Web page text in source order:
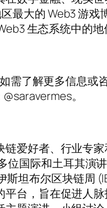
最大的 Web3 游
生态系统中的地
需了解更多信息或
。
爱好者、行业专
位国际和土耳其演
坦布尔区块链周
台，旨在促进人